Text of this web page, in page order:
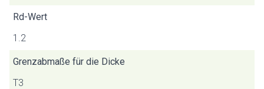
Rd-Wert
1.2
Grenzabmaße für die Dicke
T3